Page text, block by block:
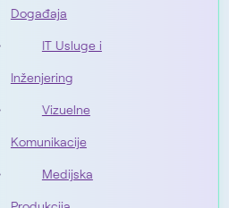
Događaja
IT Usluge i
Inženjering
Vizuelne
Komunikacije
Medijska